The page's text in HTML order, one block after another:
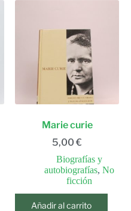
Marie curie
5,00 €
Biografías y
autobiografías, No
ficción
Añadir al carrito